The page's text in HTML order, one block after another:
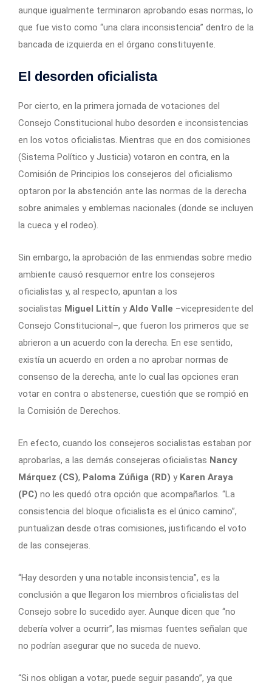
aunque igualmente terminaron aprobando esas normas, lo
que fue visto como “una clara inconsistencia” dentro de la
bancada de izquierda en el órgano constituyente.
El desorden oficialista
Por cierto, en la primera jornada de votaciones del
Consejo Constitucional hubo desorden e inconsistencias
en los votos oficialistas. Mientras que en dos comisiones
(Sistema Político y Justicia) votaron en contra, en la
Comisión de Principios los consejeros del oficialismo
optaron por la abstención ante las normas de la derecha
sobre animales y emblemas nacionales (donde se incluyen
la cueca y el rodeo).
Sin embargo, la aprobación de las enmiendas sobre medio
ambiente causó resquemor entre los consejeros
oficialistas y, al respecto, apuntan a los
socialistas Miguel Littín y Aldo Valle –vicepresidente del
Consejo Constitucional–, que fueron los primeros que se
abrieron a un acuerdo con la derecha. En ese sentido,
existía un acuerdo en orden a no aprobar normas de
consenso de la derecha, ante lo cual las opciones eran
votar en contra o abstenerse, cuestión que se rompió en
la Comisión de Derechos.
En efecto, cuando los consejeros socialistas estaban por
aprobarlas, a las demás consejeras oficialistas Nancy
Márquez (CS), Paloma Zúñiga (RD) y Karen Araya
(PC) no les quedó otra opción que acompañarlos. “La
consistencia del bloque oficialista es el único camino”,
puntualizan desde otras comisiones, justificando el voto
de las consejeras.
“Hay desorden y una notable inconsistencia”, es la
conclusión a que llegaron los miembros oficialistas del
Consejo sobre lo sucedido ayer. Aunque dicen que “no
debería volver a ocurrir”, las mismas fuentes señalan que
no podrían asegurar que no suceda de nuevo.
“Si nos obligan a votar, puede seguir pasando”, ya que